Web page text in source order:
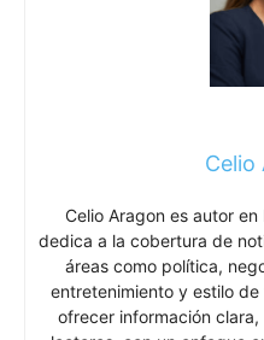
Celio
Celio Aragon es autor
dedica a la cobertura de
áreas como política,
entretenimiento y estilo
ofrecer información